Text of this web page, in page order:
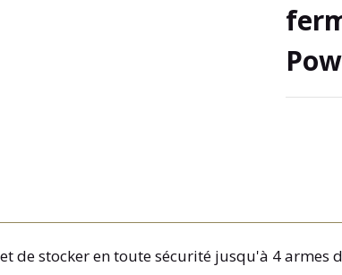
de stocker en toute sécurité jusqu'à 4